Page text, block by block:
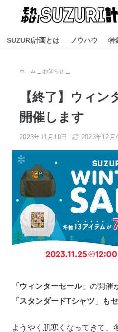
SUZURI計画とは ノウハウ 特
ホーム お知らせ
【終了】ウィン
開催します
2023年11月10日 2023年12月
「ウィンターセール」 の開催
「スタンダードTシャツ」も
ようやく肌寒くなってきて、